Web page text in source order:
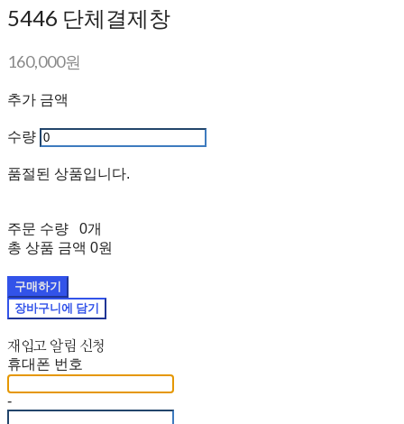
5446 단체결제창
160,000원
추가 금액
수량
품절된 상품입니다.
주문 수량
0개
총 상품 금액 0원
구매하기
장바구니에 담기
재입고 알림 신청
휴대폰 번호
-